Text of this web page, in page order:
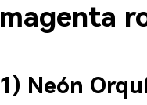
magenta
1) Neón